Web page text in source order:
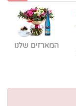
המארזים שלנו